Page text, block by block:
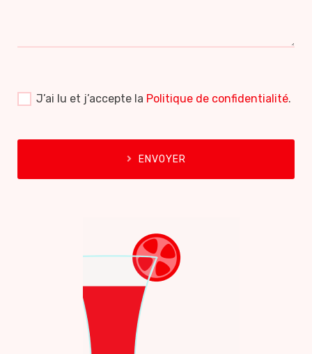
J’ai lu et j’accepte la Politique de confidentialité.
ENVOYER